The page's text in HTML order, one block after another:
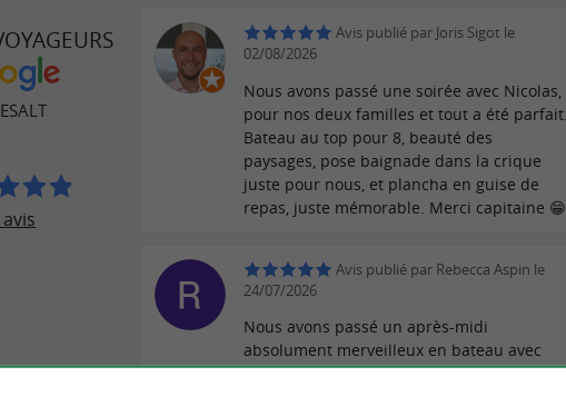
Avis publié par Joris Sigot le
02/08/2026
Nous avons passé une soirée avec Nicolas,
pour nos deux familles et tout a été parfait.
Bateau au top pour 8, beauté des
paysages, pose baignade dans la crique
juste pour nous, et plancha en guise de
repas, juste mémorable. Merci capitaine 😁
Avis publié par Rebecca Aspin le
24/07/2026
Nous avons passé un après-midi
absolument merveilleux en bateau avec
Nicolas, un capitaine fantastique et un